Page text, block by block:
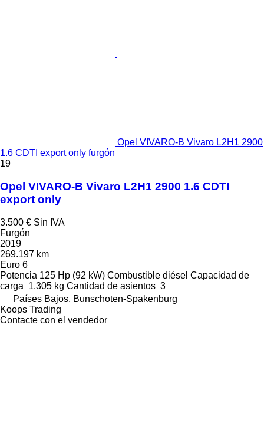
Opel VIVARO-B Vivaro L2H1 2900
1.6 CDTI export only furgón
19
Opel VIVARO-B Vivaro L2H1 2900 1.6 CDTI
export only
3.500 € Sin IVA
Furgón
2019
269.197 km
Euro 6
Potencia 125 Hp (92 kW) Combustible diésel Capacidad de
carga 1.305 kg Cantidad de asientos 3
Países Bajos, Bunschoten-Spakenburg
Koops Trading
Contacte con el vendedor